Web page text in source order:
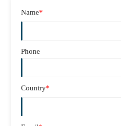
Name*
Phone
Country*